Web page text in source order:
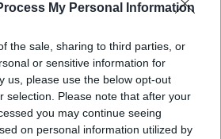
My Personal Information
the sale, sharing to third parties, or
or sensitive information for
us, please use the below opt-out
selection. Please note that after your
you may continue seeing
on personal information utilized by
διαμορφώνεται το
στην εποχή του AI
σου